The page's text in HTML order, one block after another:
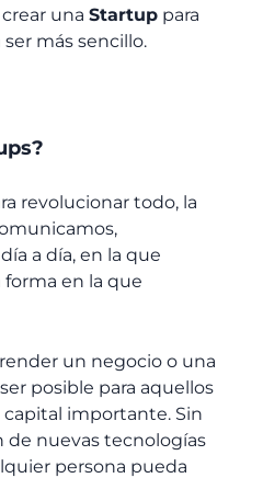
una Startup para
más sencillo.
revolucionar todo, la
a día, en la que
forma en la que
un negocio o una
posible para aquellos
importante. Sin
de nuevas tecnologías
persona pueda